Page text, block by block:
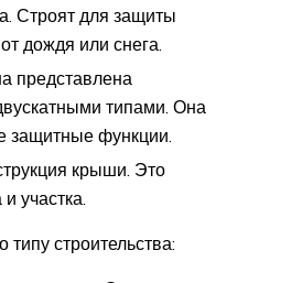
Строят для защиты
дождя или снега.
представлена
типами. Она
защитные функции.
крыши. Это
участка.
типу строительства: